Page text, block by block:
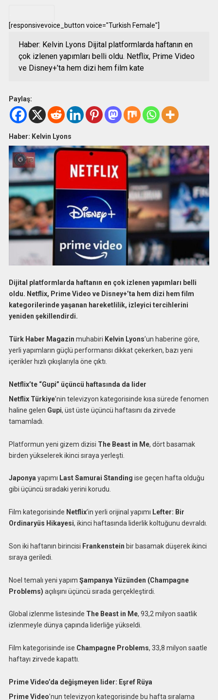
[responsivevoice_button voice="Turkish Female"]
Haber: Kelvin Lyons Dijital platformlarda haftanın en
çok izlenen yapımları belli oldu. Netflix, Prime Video
ve Disney+’ta hem dizi hem film kate
Paylaş:
Haber: Kelvin Lyons
Dijital platformlarda haftanın en çok izlenen yapımları belli
oldu. Netflix, Prime Video ve Disney+’ta hem dizi hem film
kategorilerinde yaşanan hareketlilik, izleyici tercihlerini
yeniden şekillendirdi.
Türk Haber Magazin muhabiri Kelvin Lyons’un haberine göre,
yerli yapımların güçlü performansı dikkat çekerken, bazı yeni
içerikler hızlı çıkışlarıyla öne çıktı.
Netflix’te “Gupi” üçüncü haftasında da lider
Netflix Türkiye’nin televizyon kategorisinde kısa sürede fenomen
haline gelen Gupi, üst üste üçüncü haftasını da zirvede
tamamladı.
Platformun yeni gizem dizisi The Beast in Me, dört basamak
birden yükselerek ikinci sıraya yerleşti.
Japonya yapımı Last Samurai Standing ise geçen hafta olduğu
gibi üçüncü sıradaki yerini korudu.
Film kategorisinde Netflix’in yerli orijinal yapımı Lefter: Bir
Ordinaryüs Hikayesi, ikinci haftasında liderlik koltuğunu devraldı.
Son iki haftanın birincisi Frankenstein bir basamak düşerek ikinci
sıraya geriledi.
Noel temalı yeni yapım Şampanya Yüzünden (Champagne
Problems) açılışını üçüncü sırada gerçekleştirdi.
Global izlenme listesinde The Beast in Me, 93,2 milyon saatlik
izlenmeyle dünya çapında liderliğe yükseldi.
Film kategorisinde ise Champagne Problems, 33,8 milyon saatle
haftayı zirvede kapattı.
Prime Video’da değişmeyen lider: Eşref Rüya
Prime Video’nun televizyon kategorisinde bu hafta sıralama